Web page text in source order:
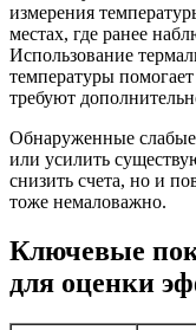
измерения
местах, где ранее
Использование
температуры
требуют
Обнаруженные
или усилить
снизить счета, но и
тоже немаловажно.
Ключевые
для оценки